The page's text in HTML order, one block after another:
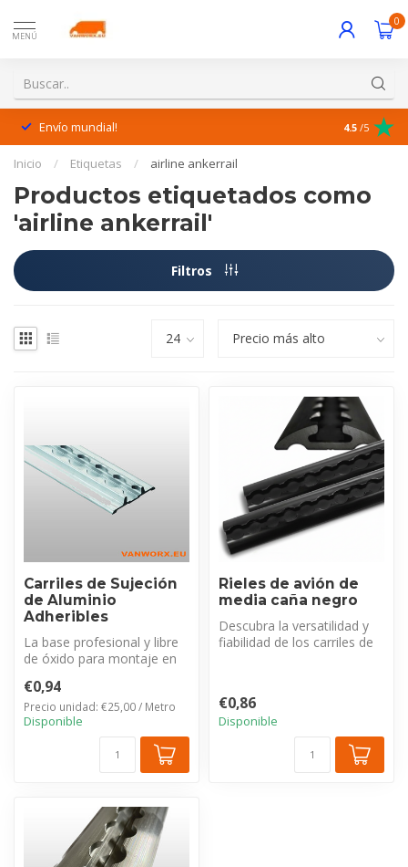
MENÚ
0
Envío mundial! ¡Excelente
4.5 /5
Inicio / Etiquetas / airline ankerrail
Productos etiquetados como
'airline ankerrail'
Filtros
Carriles de Sujeción
de Aluminio
Adheribles
La base profesional y libre
de óxido para montaje en
ca...
€0,94
Precio unidad: €25,00 / Metro
Disponible
Rieles de avión de
media caña negro
Descubra la versatilidad y
fiabilidad de los carriles de
€0,86
Disponible